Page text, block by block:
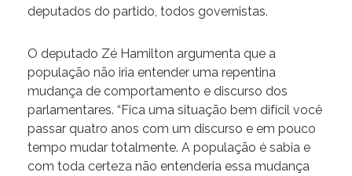
deputados do partido, todos governistas.
O deputado Zé Hamilton argumenta que a
população não iria entender uma repentina
mudança de comportamento e discurso dos
parlamentares. “Fica uma situação bem difícil você
passar quatro anos com um discurso e em pouco
tempo mudar totalmente. A população é sabia e
com toda certeza não entenderia essa mudança